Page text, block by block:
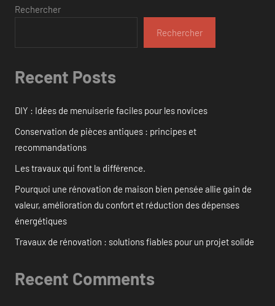
Rechercher
Rechercher
Recent Posts
DIY : Idées de menuiserie faciles pour les novices
Conservation de pièces antiques : principes et
recommandations
Les travaux qui font la différence.
Pourquoi une rénovation de maison bien pensée allie gain de
valeur, amélioration du confort et réduction des dépenses
énergétiques
Travaux de rénovation : solutions fiables pour un projet solide
Recent Comments